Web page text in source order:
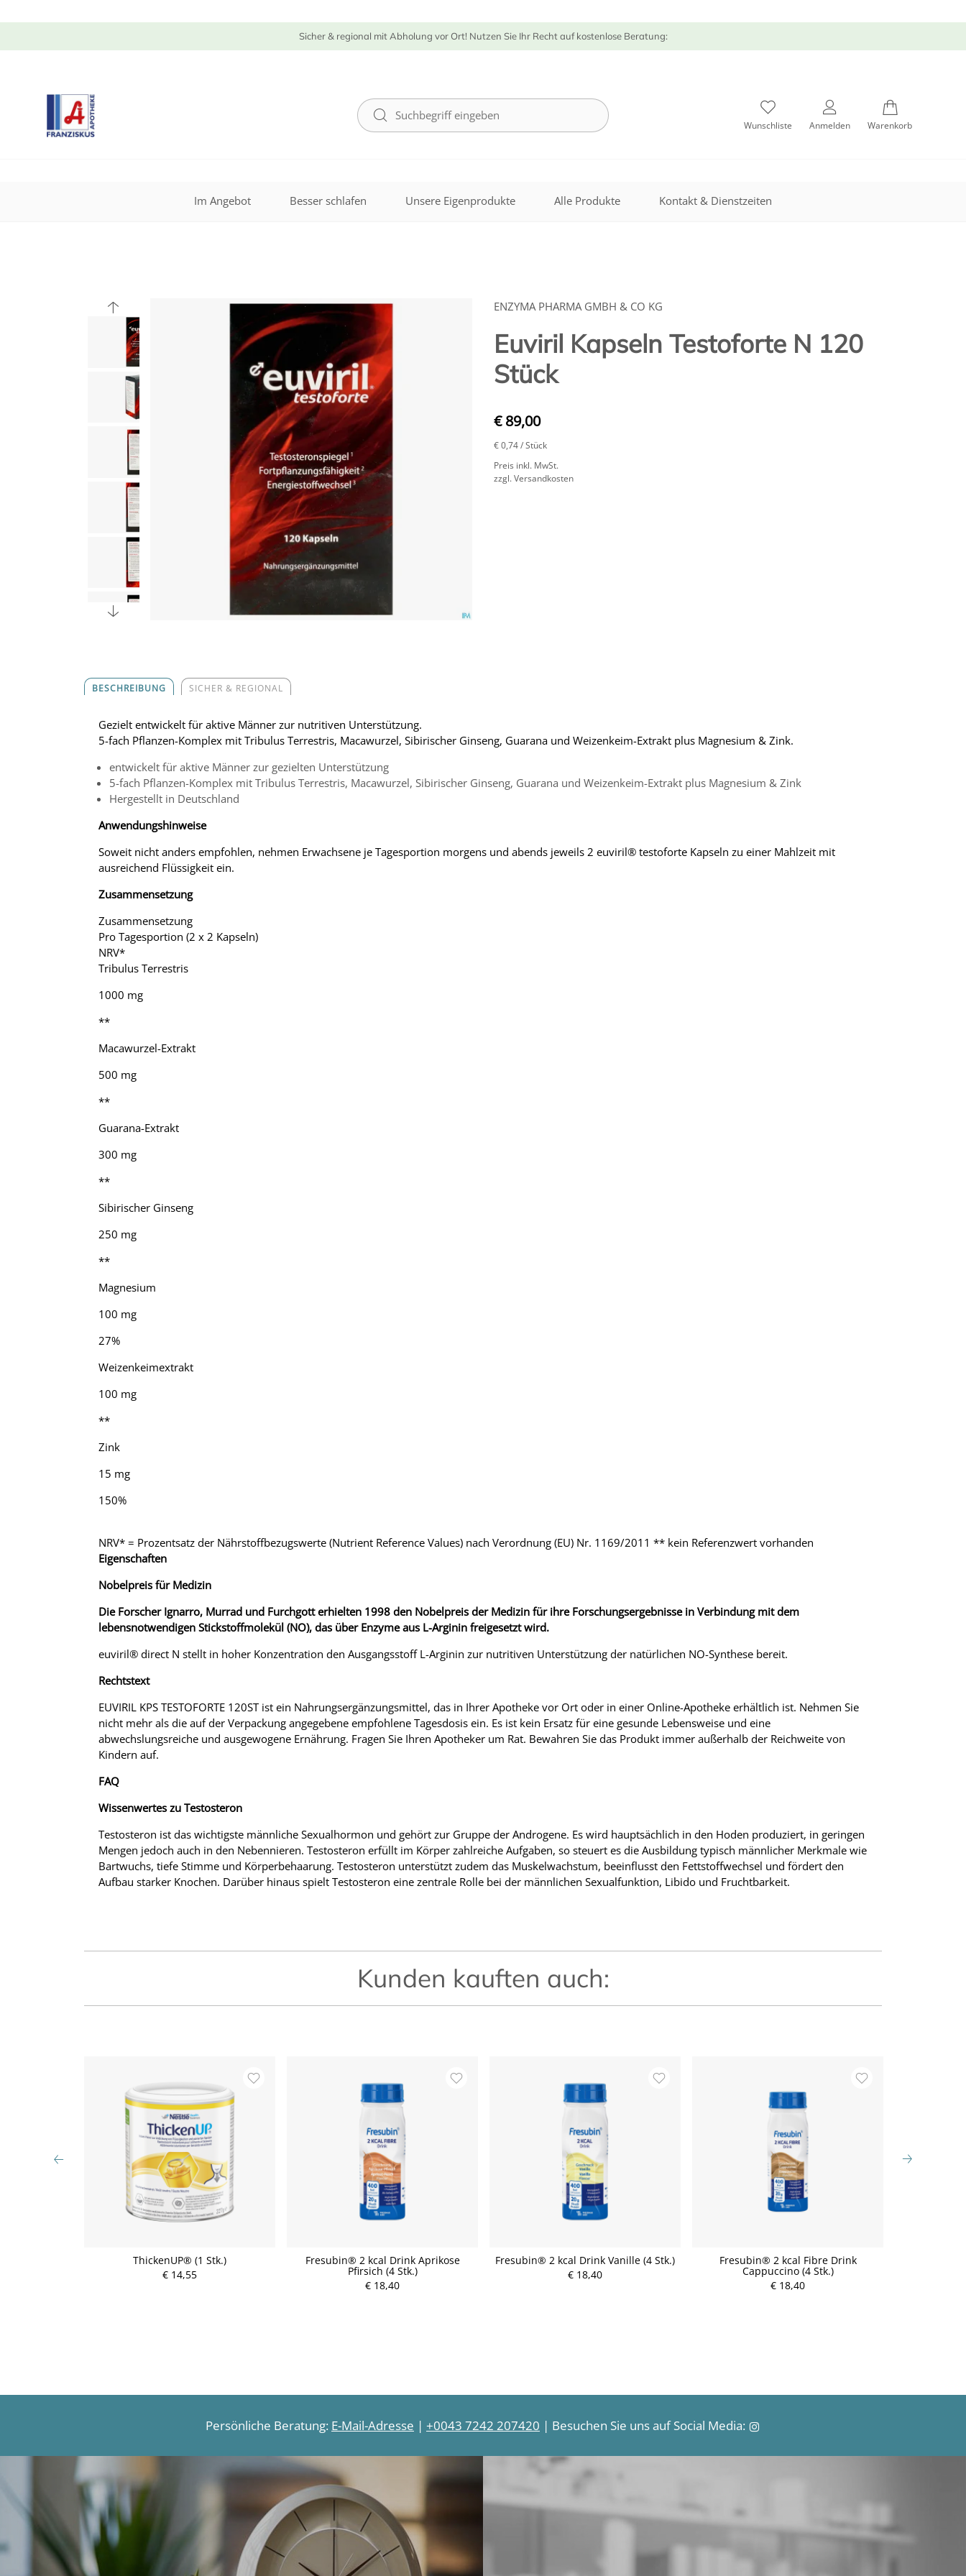
Sicher & regional mit Abholung vor Ort! Nutzen Sie Ihr Recht auf kostenlose Beratung:
Wunschliste Anmelden Warenkorb
Im Angebot Besser schlafen Unsere Eigenprodukte Alle Produkte Kontakt & Dienstzeiten
ENZYMA PHARMA GMBH & CO KG
Euviril Kapseln Testoforte N 120
Stück
€ 89,00
€ 0,74/ Stück
Preis inkl. MwSt.
zzgl. Versandkosten
BESCHREIBUNG SICHER & REGIONAL
Gezielt entwickelt für aktive Männer zur nutritiven Unterstützung.
5-fach Pflanzen-Komplex mit Tribulus Terrestris, Macawurzel, Sibirischer Ginseng, Guarana und Weizenkeim-Extrakt plus Magnesium & Zink.
entwickelt für aktive Männer zur gezielten Unterstützung
5-fach Pflanzen-Komplex mit Tribulus Terrestris, Macawurzel, Sibirischer Ginseng, Guarana und Weizenkeim-Extrakt plus Magnesium & Zink
Hergestellt in Deutschland
Anwendungshinweise
Soweit nicht anders empfohlen, nehmen Erwachsene je Tagesportion morgens und abends jeweils 2 euviril® testoforte Kapseln zu einer Mahlzeit mit
ausreichend Flüssigkeit ein.
Zusammensetzung
Zusammensetzung
Pro Tagesportion (2 x 2 Kapseln)
NRV*
Tribulus Terrestris
1000 mg
**
Macawurzel-Extrakt
500 mg
**
Guarana-Extrakt
300 mg
**
Sibirischer Ginseng
250 mg
**
Magnesium
100 mg
27%
Weizenkeimextrakt
100 mg
**
Zink
15 mg
150%
NRV* = Prozentsatz der Nährstoffbezugswerte (Nutrient Reference Values) nach Verordnung (EU) Nr. 1169/2011 ** kein Referenzwert vorhanden
Eigenschaften
Nobelpreis für Medizin
Die Forscher Ignarro, Murrad und Furchgott erhielten 1998 den Nobelpreis der Medizin für ihre Forschungsergebnisse in Verbindung mit dem
lebensnotwendigen Stickstoffmolekül (NO), das über Enzyme aus L-Arginin freigesetzt wird.
euviril® direct N stellt in hoher Konzentration den Ausgangsstoff L-Arginin zur nutritiven Unterstützung der natürlichen NO-Synthese bereit.
Rechtstext
EUVIRIL KPS TESTOFORTE 120ST ist ein Nahrungsergänzungsmittel, das in Ihrer Apotheke vor Ort oder in einer Online-Apotheke erhältlich ist. Nehmen Sie
nicht mehr als die auf der Verpackung angegebene empfohlene Tagesdosis ein. Es ist kein Ersatz für eine gesunde Lebensweise und eine
abwechslungsreiche und ausgewogene Ernährung. Fragen Sie Ihren Apotheker um Rat. Bewahren Sie das Produkt immer außerhalb der Reichweite von
Kindern auf.
FAQ
Wissenwertes zu Testosteron
Testosteron ist das wichtigste männliche Sexualhormon und gehört zur Gruppe der Androgene. Es wird hauptsächlich in den Hoden produziert, in geringen
Mengen jedoch auch in den Nebennieren. Testosteron erfüllt im Körper zahlreiche Aufgaben, so steuert es die Ausbildung typisch männlicher Merkmale wie
Bartwuchs, tiefe Stimme und Körperbehaarung. Testosteron unterstützt zudem das Muskelwachstum, beeinflusst den Fettstoffwechsel und fördert den
Aufbau starker Knochen. Darüber hinaus spielt Testosteron eine zentrale Rolle bei der männlichen Sexualfunktion, Libido und Fruchtbarkeit.
Kunden kauften auch:
ThickenUP® (1 Stk.)
€ 14,55
Fresubin® 2 kcal Drink Aprikose
Pfirsich (4 Stk.)
€ 18,40
Fresubin® 2 kcal Drink Vanille (4 Stk.)
€ 18,40
Fresubin® 2 kcal Fibre Drink
Cappuccino (4 Stk.)
€ 18,40
P
P
P P
r
Persönliche Beratung: E-Mail-Adresse | +0043 7242 207420 | Besuchen Sie uns auf Social Media: